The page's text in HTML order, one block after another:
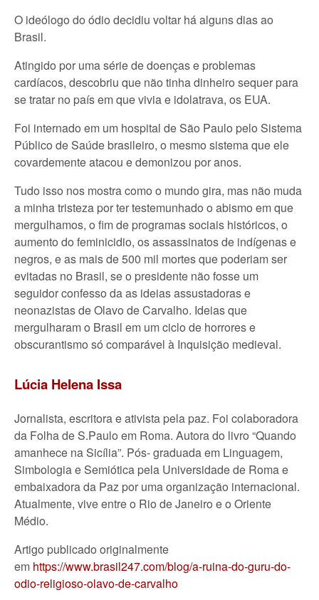
O ideólogo do ódio decidiu voltar há alguns dias ao
Brasil.
Atingido por uma série de doenças e problemas
cardíacos, descobriu que não tinha dinheiro sequer para
se tratar no país em que vivia e idolatrava, os EUA.
Foi internado em um hospital de São Paulo pelo Sistema
Público de Saúde brasileiro, o mesmo sistema que ele
covardemente atacou e demonizou por anos.
Tudo isso nos mostra como o mundo gira, mas não muda
a minha tristeza por ter testemunhado o abismo em que
mergulhamos, o fim de programas sociais históricos, o
aumento do feminicidio, os assassinatos de indígenas e
negros, e as mais de 500 mil mortes que poderiam ser
evitadas no Brasil, se o presidente não fosse um
seguidor confesso da as ideias assustadoras e
neonazistas de Olavo de Carvalho. Ideias que
mergulharam o Brasil em um ciclo de horrores e
obscurantismo só comparável à Inquisição medieval.
Lúcia Helena Issa
Jornalista, escritora e ativista pela paz. Foi colaboradora
da Folha de S.Paulo em Roma. Autora do livro “Quando
amanhece na Sicília”. Pós- graduada em Linguagem,
Simbologia e Semiótica pela Universidade de Roma e
embaixadora da Paz por uma organização internacional.
Atualmente, vive entre o Rio de Janeiro e o Oriente
Médio.
Artigo publicado originalmente
em https://www.brasil247.com/blog/a-ruina-do-guru-do-
odio-religioso-olavo-de-carvalho